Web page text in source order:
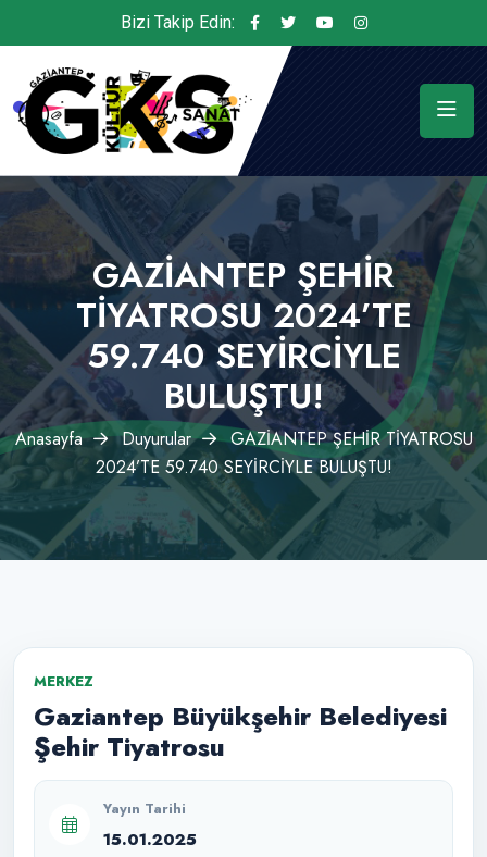
Bizi Takip Edin:
GAZİANTEP ŞEHİR
TİYATROSU 2024’TE
59.740 SEYİRCİYLE
BULUŞTU!
Anasayfa Duyurular
GAZİANTEP ŞEHİR TİYATROSU
2024’TE 59.740 SEYİRCİYLE BULUŞTU!
MERKEZ
Gaziantep Büyükşehir Belediyesi
Şehir Tiyatrosu
Yayın Tarihi
15.01.2025